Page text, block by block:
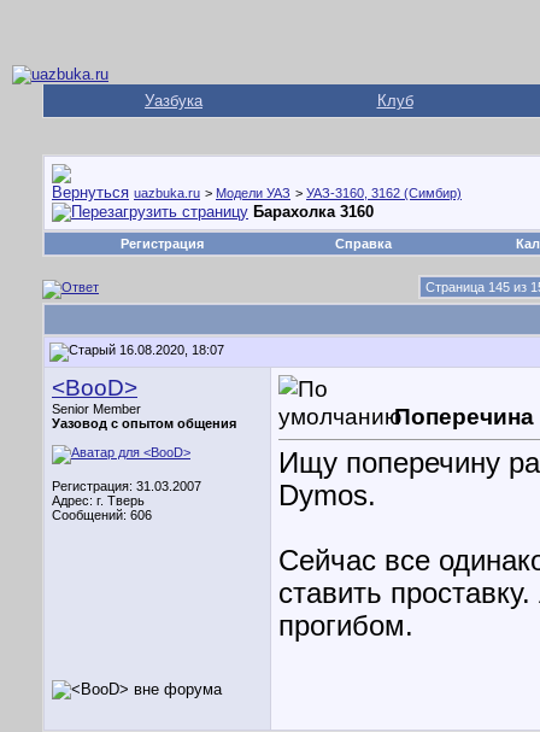
Уазбука Клуб
uazbuka.ru > Модели УАЗ > УАЗ-3160, 3162 (Симбир)
Барахолка 3160
Регистрация Справка
Страница 145 из
16.08.2020, 18:07
<BooD>
Senior Member
Уазовод с опытом общения
Регистрация: 31.03.2007
Адрес: г. Тверь
Сообщений: 606
Ищу поперечину
Dymos.
Сейчас все
ставить
прогибом.